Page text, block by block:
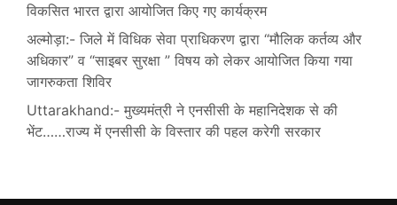
विकसित भारत द्वारा आयोजित किए गए कार्यक्रम
अल्मोड़ा:- जिले में विधिक सेवा प्राधिकरण द्वारा “मौलिक कर्तव्य और
अधिकार” व “साइबर सुरक्षा ” विषय को लेकर आयोजित किया गया
जागरुकता शिविर
Uttarakhand:- मुख्यमंत्री ने एनसीसी के महानिदेशक से की
भेंट……राज्य में एनसीसी के विस्तार की पहल करेगी सरकार